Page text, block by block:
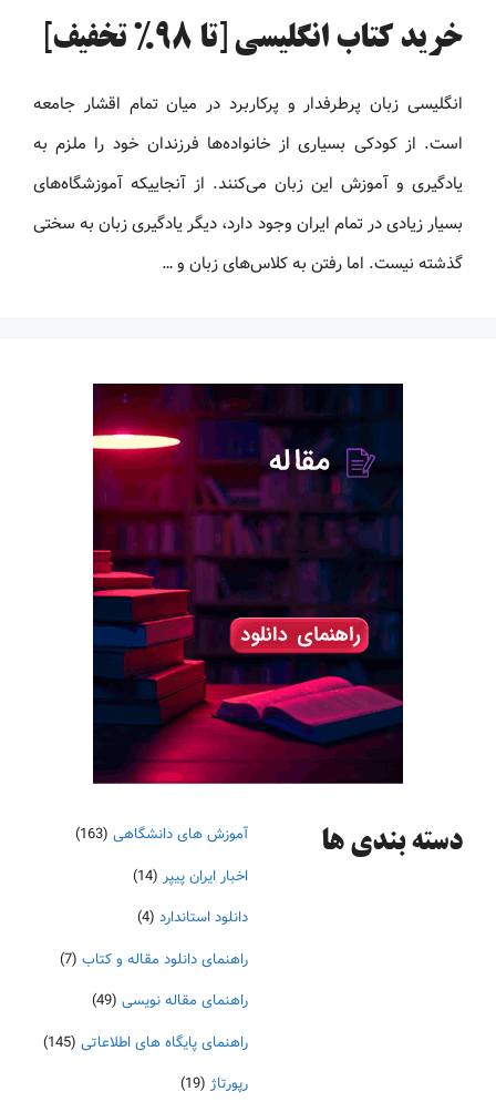
خرید کتاب انگلیسی [تا 98% تخفیف]
انگلیسی زبان پرطرفدار و پرکاربرد در میان تمام اقشار جامعه
است. از کودکی بسیاری از خانواده‌ها فرزندان خود را ملزم به
یادگیری و آموزش این زبان می‌کنند. از آنجاییکه آموزشگاه‌های
بسیار زیادی در تمام ایران وجود دارد، دیگر یادگیری زبان به سختی
گذشته نیست. اما رفتن به کلاس‌های زبان و …
دسته‌ بندی ها آموزش های دانشگاهی (163)
اخبار ایران پیپر (14)
دانلود استاندارد (4)
راهنمای دانلود مقاله و کتاب (7)
راهنمای مقاله نویسی (49)
راهنمای پایگاه های اطلاعاتی (145)
رپورتاژ (19)